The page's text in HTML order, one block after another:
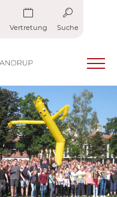
Vertretung Suche